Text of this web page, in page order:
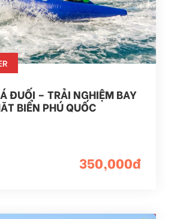
ĐUỐI – TRẢI NGHIỆM BAY
BIỂN PHÚ QUỐC
350,000đ